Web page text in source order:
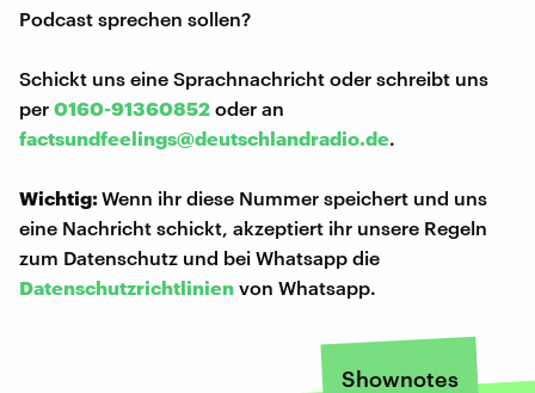
Podcast sprechen sollen?
Schickt uns eine Sprachnachricht oder schreibt uns
per 0160-91360852 oder an
factsundfeelings@deutschlandradio.de.
Wichtig:Wenn ihr diese Nummer speichert und uns
eine Nachricht schickt, akzeptiert ihr unsere Regeln
zum Datenschutz und bei Whatsapp die
Datenschutzrichtlinien von Whatsapp.
Shownotes